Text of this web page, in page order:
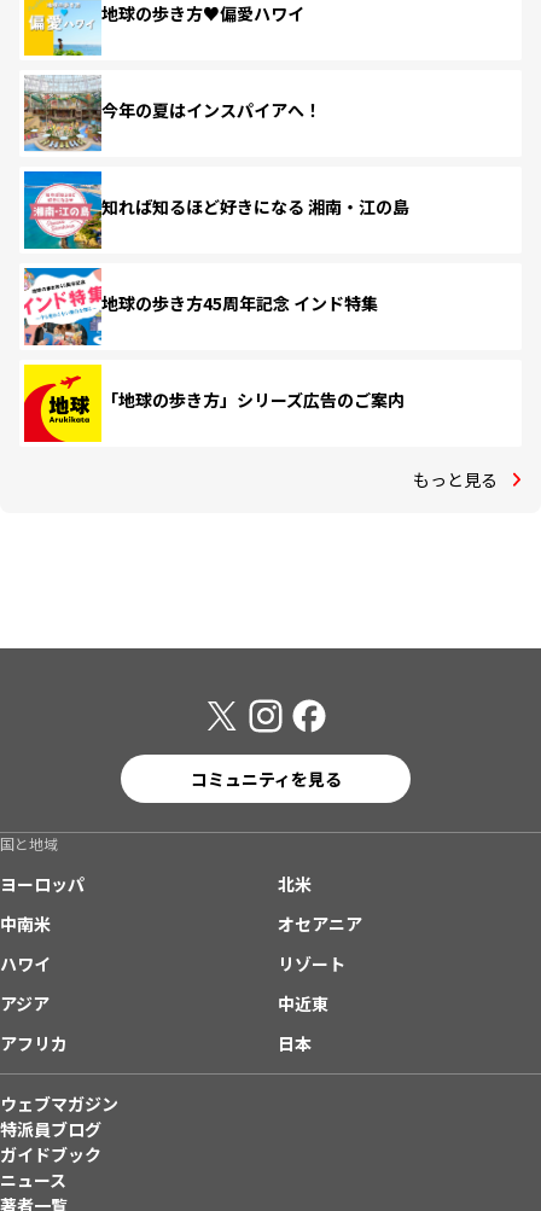
地球の歩き方♥偏愛ハワイ
今年の夏はインスパイアへ！
知れば知るほど好きになる 湘南・江の島
地球の歩き方45周年記念 インド特集
「地球の歩き方」シリーズ広告のご案内
もっと見る
コミュニティを見る
国と地域
ヨーロッパ
北米
中南米
オセアニア
ハワイ
リゾート
アジア
中近東
アフリカ
日本
ウェブマガジン
特派員ブログ
ガイドブック
ニュース
著者一覧